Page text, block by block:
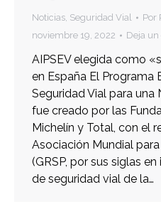
Noticias, Seguridad Vial Por
noviembre 19, 2022
Deja
AIPSEV elegida como
en España El Programa
Seguridad Vial para una
fue creado por las
Michelín y Total, con el
Asociación Mundial
(GRSP, por sus siglas
de seguridad vial de la…